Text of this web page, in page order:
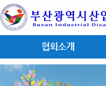
협회소개